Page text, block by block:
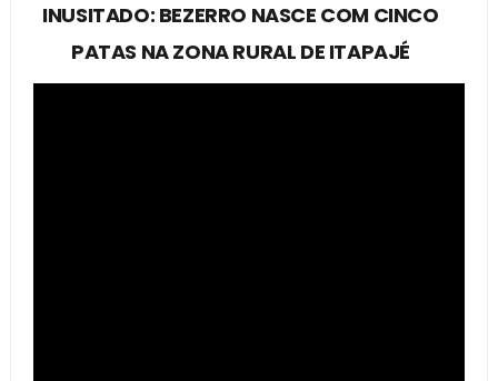
INUSITADO: BEZERRO NASCE COM CINCO
PATAS NA ZONA RURAL DE ITAPAJÉ